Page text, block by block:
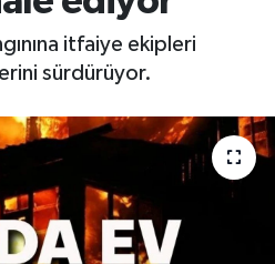
itfaiye ekipleri
sürdürüyor.